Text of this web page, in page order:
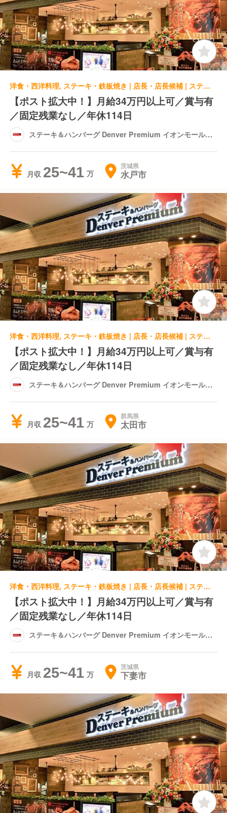
洋食・西洋料理, ステーキ・鉄板焼き | 店長・店長候補 | ステーキ＆ハンバーグ Denver Premium イオンモール水戸内原店
【ポスト拡大中！】月給34万円以上可／賞与有
／固定残業なし／年休114日
ステーキ＆ハンバーグ Denver Premium イオンモール水
月収 25~41 茨城県
水戸市
洋食・西洋料理, ステーキ・鉄板焼き | 店長・店長候補 | ステーキ＆ハンバーグ Denver Premium イオンモール太田
【ポスト拡大中！】月給34万円以上可／賞与有
／固定残業なし／年休114日
ステーキ＆ハンバーグ Denver Premium イオンモール太
月収 25~41 群馬県
太田市
洋食・西洋料理, ステーキ・鉄板焼き | 店長・店長候補 | ステーキ＆ハンバーグ Denver Premium イオンモール下妻店
【ポスト拡大中！】月給34万円以上可／賞与有
／固定残業なし／年休114日
ステーキ＆ハンバーグ Denver Premium イオンモール下
月収 25~41 茨城県
下妻市